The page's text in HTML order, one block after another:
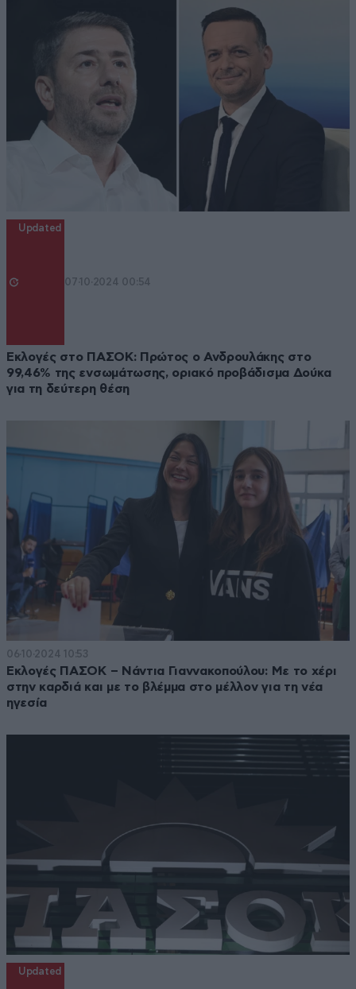
Updated
07·10·2024 00:54
Εκλογές στο ΠΑΣΟΚ: Πρώτος ο Ανδρουλάκης στο
99,46% της ενσωμάτωσης, οριακό προβάδισμα Δούκα
για τη δεύτερη θέση
06·10·2024 10:53
Εκλογές ΠΑΣΟΚ – Νάντια Γιαννακοπούλου: Με το χέρι
στην καρδιά και με το βλέμμα στο μέλλον για τη νέα
ηγεσία
Updated